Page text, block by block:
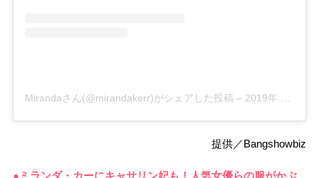
Mirandaさん(@mirandakerr)がシェアした投稿 – 2019年 3月月12日午前9時01分PDT
提供／Bangshowbiz